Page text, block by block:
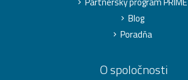
Blog
Poradňa
O spoločnosti